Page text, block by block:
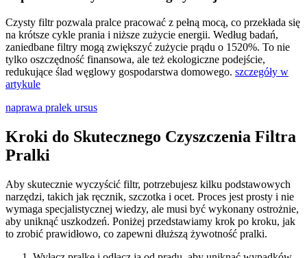
Czysty filtr pozwala pralce pracować z pełną mocą, co przekłada się
na krótsze cykle prania i niższe zużycie energii. Według badań,
zaniedbane filtry mogą zwiększyć zużycie prądu o 1520%. To nie
tylko oszczędność finansowa, ale też ekologiczne podejście,
redukujące ślad węglowy gospodarstwa domowego. szczegóły w
artykule
naprawa pralek ursus
Kroki do Skutecznego Czyszczenia Filtra
Pralki
Aby skutecznie wyczyścić filtr, potrzebujesz kilku podstawowych
narzędzi, takich jak ręcznik, szczotka i ocet. Proces jest prosty i nie
wymaga specjalistycznej wiedzy, ale musi być wykonany ostrożnie,
aby uniknąć uszkodzeń. Poniżej przedstawiamy krok po kroku, jak
to zrobić prawidłowo, co zapewni dłuższą żywotność pralki.